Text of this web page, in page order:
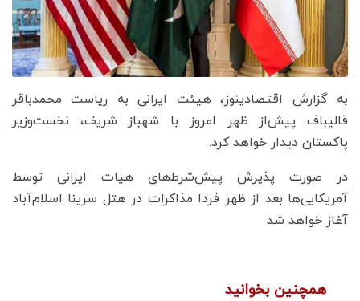
به گزارش اقتصادینوز، هیئت ایرانی به ریاست محمدباقر
قالیباف پیش‌از ظهر امروز با شهباز شریف، نخست‌وزیر‌
پاکستان دیدار خواهد کرد.
در صورت پذیرش پیش‌شرط‌های هیات ایرانی توسط
آمریکایی‌ها بعد از ظهر فردا مذاکرات در هتل سرینا اسلام‌آباد
آغاز خواهد شد
همچنین بخوانید